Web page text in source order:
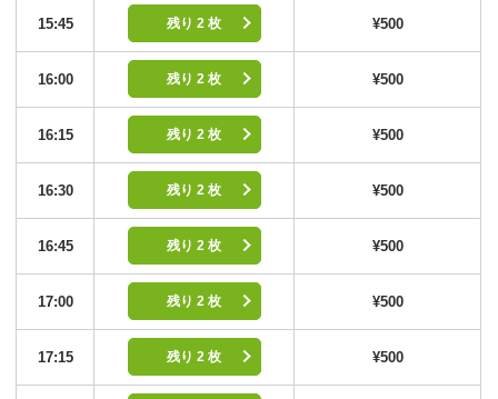
15:45 残り 2 枚 ¥500
16:00 残り 2 枚 ¥500
16:15 残り 2 枚 ¥500
16:30 残り 2 枚 ¥500
16:45 残り 2 枚 ¥500
17:00 残り 2 枚 ¥500
17:15 残り 2 枚 ¥500